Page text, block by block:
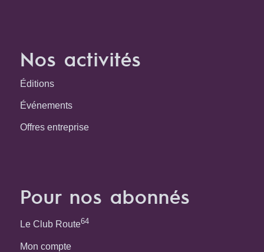
Nos activités
Éditions
Événements
Offres entreprise
Pour nos abonnés
Le Club Route64
Mon compte